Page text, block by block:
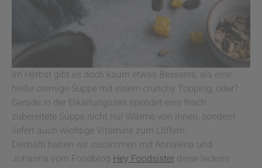
Im Herbst gibt es doch kaum etwas Besseres, als eine
heiße cremige Suppe mit einem crunchy Topping, oder?
Gerade in der Erkältungszeit spendet eine frisch
zubereitete Suppe nicht nur Wärme von innen, sondern
liefert auch wichtige Vitamine zum Löffeln.
Deshalb haben wir zusammen mit Annalena und
Johanna vom Foodblog Hey Foodsister diese leckere